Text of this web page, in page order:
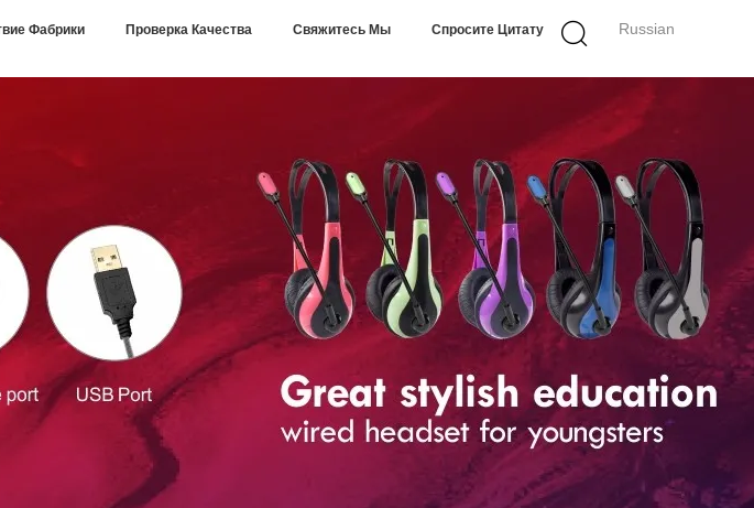
Russian
Фабрики Проверка Качества Свяжитесь Мы Спросите Цитату